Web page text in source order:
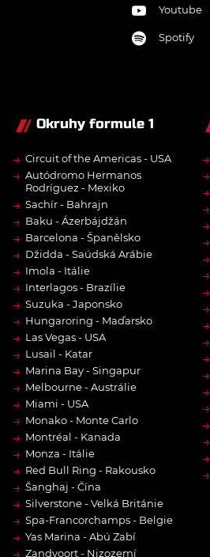
Youtube
Spotify
Okruhy formule 1
→ Circuit of the Americas - USA
→ Autódromo Hermanos
Rodríguez - Mexiko
→ Sachír - Bahrajn
→ Baku - Ázerbájdžán
→ Barcelona - Španělsko
→ Džidda - Saúdská Arábie
→ Imola - Itálie
→ Interlagos - Brazílie
→ Suzuka - Japonsko
→ Hungaroring - Maďarsko
→ Las Vegas - USA
→ Lusail - Katar
→ Marina Bay - Singapur
→ Melbourne - Austrálie
→ Miami - USA
→ Monako - Monte Carlo
→ Montréal - Kanada
→ Monza - Itálie
→ Red Bull Ring - Rakousko
→ Šanghaj - Čína
→ Silverstone - Velká Británie
→ Spa-Francorchamps - Belgie
→ Yas Marina - Abú Zabí
Zandvoort - Nizozemí
→
→
→
→
→
→
→
→
→
→
→
→
→
→
→
→
→
→
→
→